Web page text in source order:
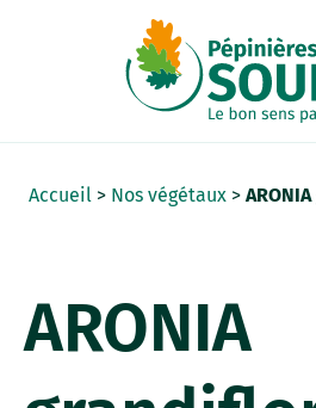
Accueil > Nos végétaux >
ARONIA